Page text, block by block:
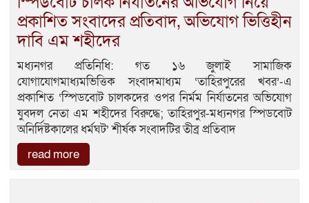
প্রকাশিত সংবাদের প্রতিবাদ, অভিযোগ ভিত্তিহীন
দাবি এম শহীদের
মধ্যনগর প্রতিনিধি: গত ১৬ জুলাই সামাজিক
যোগাযোগমাধ্যমভিত্তিক সংবাদমাধ্যম ‘তাহিরপুরের খবর’-এ
প্রকাশিত ‘স্পিডবোট চালকদের ওপর নির্মম নির্যাতনের অভিযোগ
যুবদল নেতা এম শহীদের বিরুদ্ধে; তাহিরপুর-মধ্যনগর স্পিডবোট
অনির্দিষ্টকালের ধর্মঘট’ শীর্ষক সংবাদটির তীব্র প্রতিবাদ
read more